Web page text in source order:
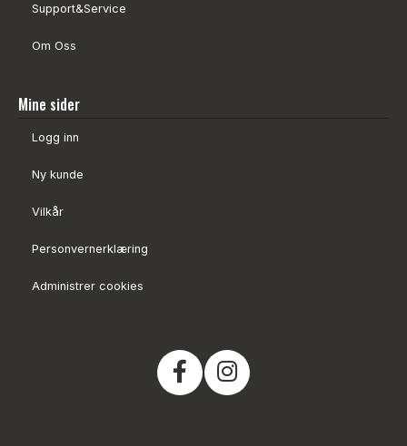
Support&Service
Om Oss
Mine sider
Logg inn
Ny kunde
Vilkår
Personvernerklæring
Administrer cookies